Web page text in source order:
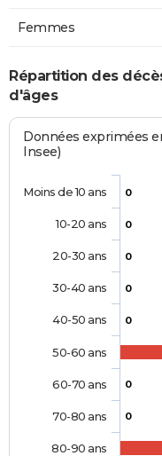
Femmes
Répartition des
d'âges
Données exprimées
Insee)
0
0
0
0
0
0
0
Moins de 10 ans
10-20 ans
20-30 ans
30-40 ans
40-50 ans
50-60 ans
60-70 ans
70-80 ans
80-90 ans